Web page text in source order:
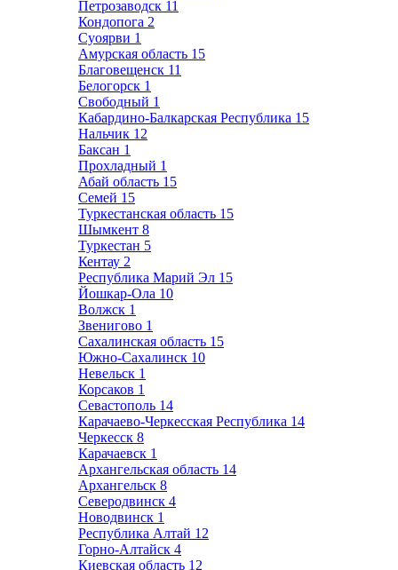
Петрозаводск 11
Кондопога 2
Суоярви 1
Амурская область 15
Благовещенск 11
Белогорск 1
Свободный 1
Кабардино-Балкарская Республика 15
Нальчик 12
Баксан 1
Прохладный 1
Абай область 15
Семей 15
Туркестанская область 15
Шымкент 8
Туркестан 5
Кентау 2
Республика Марий Эл 15
Йошкар-Ола 10
Волжск 1
Звенигово 1
Сахалинская область 15
Южно-Сахалинск 10
Невельск 1
Корсаков 1
Севастополь 14
Карачаево-Черкесская Республика 14
Черкесск 8
Карачаевск 1
Архангельская область 14
Архангельск 8
Северодвинск 4
Новодвинск 1
Республика Алтай 12
Горно-Алтайск 4
Киевская область 12